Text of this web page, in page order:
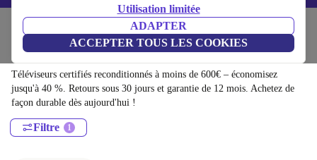
Utilisation limitée
ADAPTER
ACCEPTER TOUS LES COOKIES
Téléviseurs:
Téléviseurs certifiés reconditionnés à moins de 600€ – économisez
jusqu'à 40 %. Retours sous 30 jours et garantie de 12 mois. Achetez de
façon durable dès aujourd'hui !
Filtre